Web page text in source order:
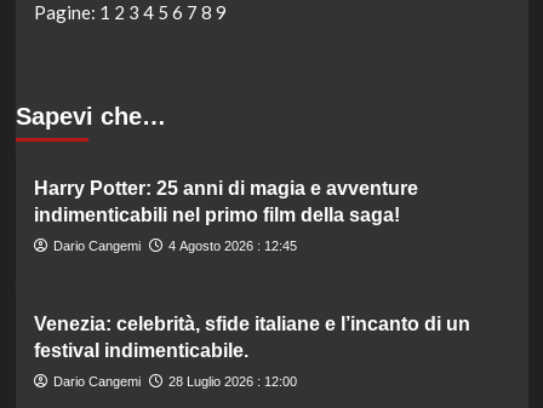
Pagine: 1 2 3 4 5 6 7 8 9
Sapevi che…
Harry Potter: 25 anni di magia e avventure
indimenticabili nel primo film della saga!
Dario Cangemi 4 Agosto 2026 : 12:45
Venezia: celebrità, sfide italiane e l’incanto di un
festival indimenticabile.
Dario Cangemi 28 Luglio 2026 : 12:00